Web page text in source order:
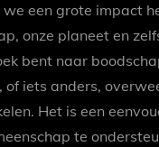
we een grote impact
onze planeet en
bent naar
of iets anders,
Het is een
te